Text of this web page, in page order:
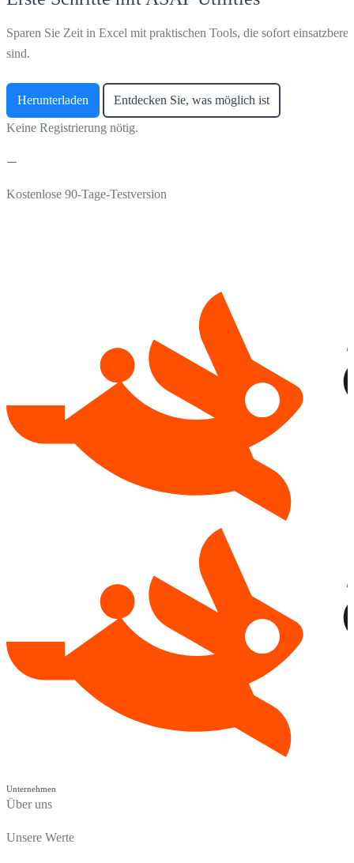
Sparen Sie Zeit in Excel mit praktischen Tools, die sofort einsatzbereit
sind.
Herunterladen Entdecken Sie, was möglich ist
Keine Registrierung nötig.
Kostenlose 90-Tage-Testversion
Unternehmen
Über uns
Unsere Werte